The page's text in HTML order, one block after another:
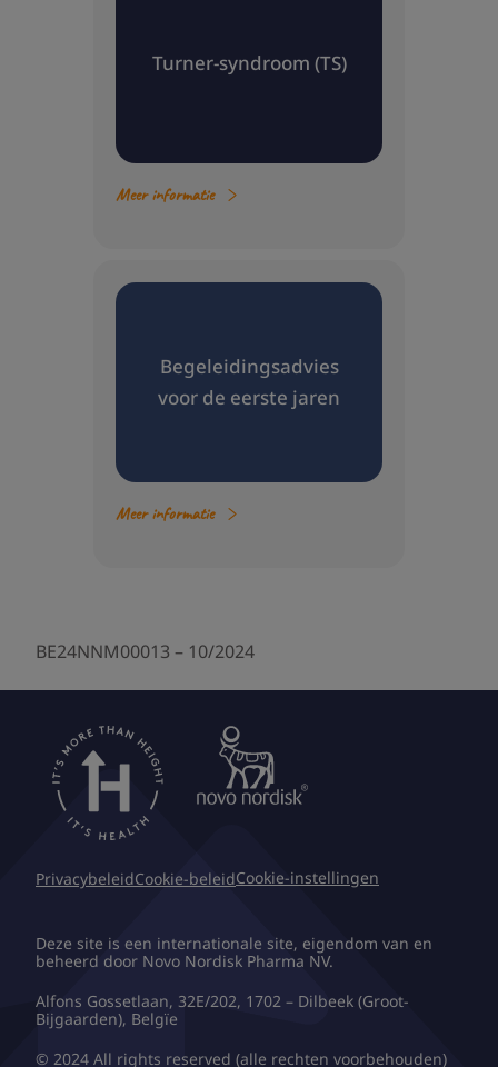
Turner-syndroom (TS)
Meer informatie
Begeleidingsadvies
voor de eerste jaren
Meer informatie
BE24NNM00013 – 10/2024
PrivacybeleidCookie-beleidCookie-instellingen
Deze site is een internationale site, eigendom van en
beheerd door Novo Nordisk Pharma NV.
Alfons Gossetlaan, 32E/202, 1702 – Dilbeek (Groot-
Bijgaarden), Belgïe
© 2024 All rights reserved (alle rechten voorbehouden)